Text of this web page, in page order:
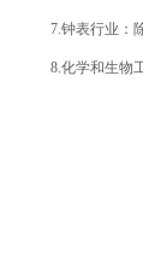
7.钟表行业：除
8.化学和生物工